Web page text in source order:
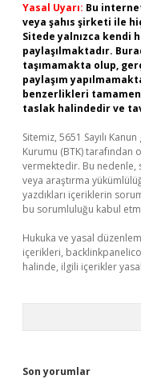
Yasal Uyarı: Bu
veya şahıs şirketi ile
Sitede yalnızca kendi
paylaşılmaktadır.
taşımamakta olup,
paylaşım
benzerlikleri
taslak halindedir ve
Sitemiz, 5651 Sayılı
Kurumu (BTK) tarafından
vermektedir. Bu
veya araştırma
yazdıkları içeriklerin
bu sorumluluğu kabul
Hukuka ve yasal
içerikleri,
halinde, ilgili içerikler
Son yorumlar